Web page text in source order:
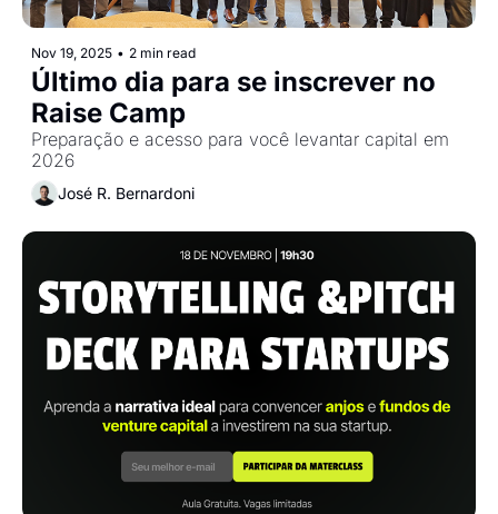
Nov 19, 2025 • 2 min read
Último dia para se inscrever no
Raise Camp
Preparação e acesso para você levantar capital em
2026
José R. Bernardoni